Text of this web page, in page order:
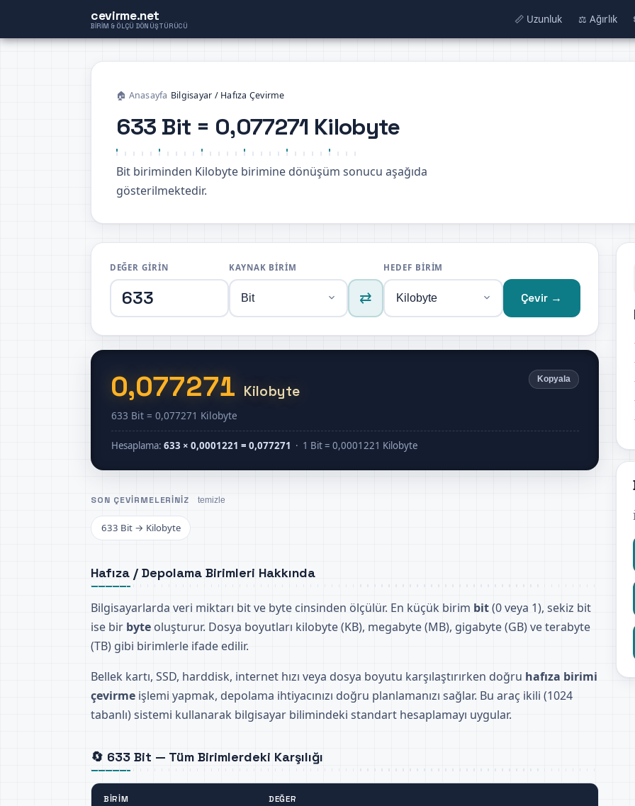
cevirme.net
BIRIM & ÖLÇÜ DÖNÜŞTÜRÜCÜ
📏 Uzunluk ⚖️ Ağırlık
🏠 Anasayfa Bilgisayar / Hafıza Çevirme
633 Bit = 0,077271 Kilobyte
Bit biriminden Kilobyte birimine dönüşüm sonucu aşağıda
gösterilmektedir.
DEĞER GIRIN KAYNAK BIRIM
⇄
HEDEF BIRIM
Çevir →
Kopyala
0,077271 Kilobyte
633 Bit = 0,077271 Kilobyte
Hesaplama: 633 × 0,0001221 = 0,077271 · 1 Bit = 0,0001221 Kilobyte
SON ÇEVIRMELERINIZ temizle
633 Bit → Kilobyte
Hafıza / Depolama Birimleri Hakkında
Bilgisayarlarda veri miktarı bit ve byte cinsinden ölçülür. En küçük birim bit(0 veya 1), sekiz bit
ise bir byte oluşturur. Dosya boyutları kilobyte (KB), megabyte (MB), gigabyte (GB) ve terabyte
(TB) gibi birimlerle ifade edilir.
Bellek kartı, SSD, harddisk, internet hızı veya dosya boyutu karşılaştırırken doğru hafıza birimi
çevirme işlemi yapmak, depolama ihtiyacınızı doğru planlamanızı sağlar. Bu araç ikili (1024
tabanlı) sistemi kullanarak bilgisayar bilimindeki standart hesaplamayı uygular.
🔄 633 Bit — Tüm Birimlerdeki Karşılığı
BIRIM DEĞER